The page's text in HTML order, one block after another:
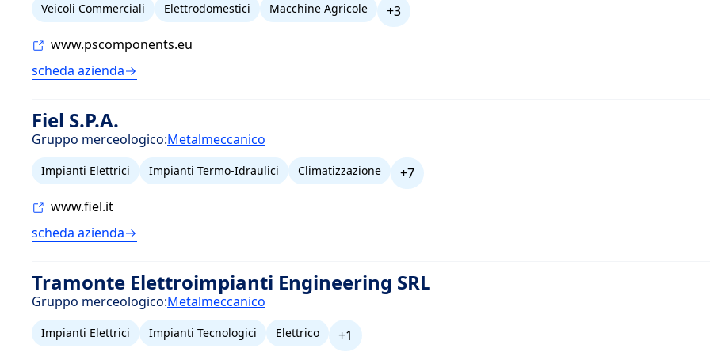
Veicoli Commerciali Elettrodomestici Macchine Agricole
+3
www.pscomponents.eu
scheda azienda
Fiel S.P.A.
Gruppo merceologico:Metalmeccanico
Impianti Elettrici Impianti Termo-Idraulici Climatizzazione
+7
www.fiel.it
scheda azienda
Tramonte Elettroimpianti Engineering SRL
Gruppo merceologico:Metalmeccanico
Impianti Elettrici Impianti Tecnologici Elettrico +1